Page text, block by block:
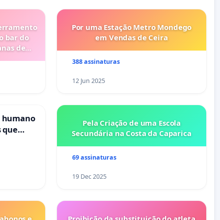
bar do
de
Por uma Estação Metro Mondego
em Vendas de Ceira
388 assinaturas
12 Jun 2025
humano
que
Pela Criação de uma Escola
Secundária na Costa da Caparica
69 assinaturas
19 Dec 2025